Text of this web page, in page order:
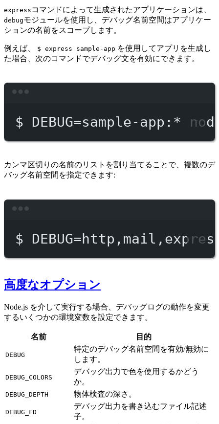
express コマンドによって生成されたアプリケーションは、
debugモジュールを使用し、デバッグ名前空間はアプリケー
ションの名前をスコープします。
例えば、 $ express sample-app を使用してアプリを生成し
た場合、次のコマンドでデバッグ文を有効にできます。
$ DEBUG=sample-app: *
カンマ区切りの名前のリストを割り当てることで、複数のデ
バッグ名前空間を指定できます:
$
高度なオプション
Node.js を介して実行する場合、デバッグログの動作を変更
するいくつかの環境変数を設定できます。
名前 目的
DEBUG
特定のデバッグ名前空間を有効/無効に
します。
DEBUG_COLORS
デバッグ出力で色を使用するかどう
か。
DEBUG_DEPTH 物体検査の深さ。
DEBUG_FD
デバッグ出力を書き込むファイル記述
子。